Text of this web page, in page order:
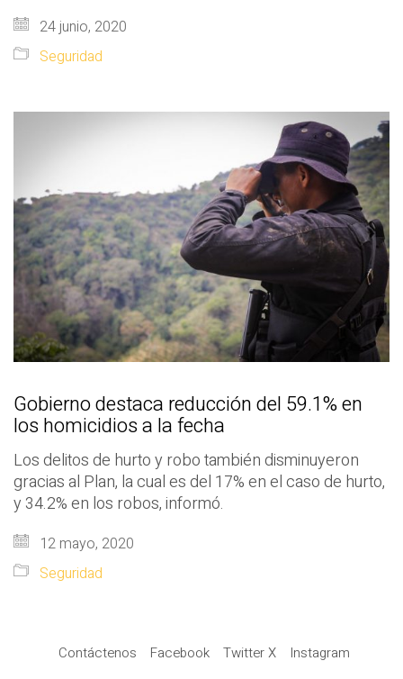
24 junio, 2020
Seguridad
Gobierno destaca reducción del 59.1% en
los homicidios a la fecha
Los delitos de hurto y robo también disminuyeron
gracias al Plan, la cual es del 17% en el caso de hurto,
y 34.2% en los robos, informó.
12 mayo, 2020
Seguridad
Contáctenos Facebook Twitter X
Instagram